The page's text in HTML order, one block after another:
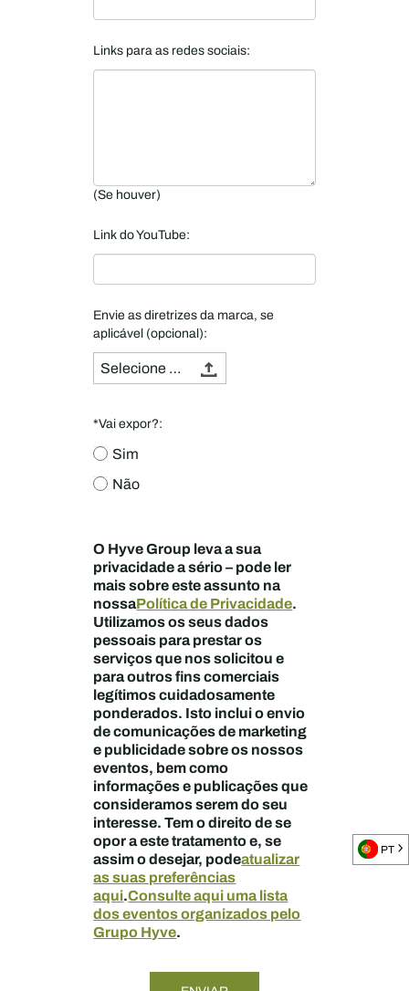
Links para as redes sociais:
(Se houver)
Link do YouTube:
Envie as diretrizes da marca, se
aplicável (opcional):
Selecione um ficheiro
*Vai expor?:
Sim
Não
O Hyve Group leva a sua
privacidade a sério – pode ler
mais sobre este assunto na
nossaPolítica de Privacidade.
Utilizamos os seus dados
pessoais para prestar os
serviços que nos solicitou e
para outros fins comerciais
legítimos cuidadosamente
ponderados. Isto inclui o envio
de comunicações de marketing
e publicidade sobre os nossos
eventos, bem como
informações e publicações que
consideramos serem do seu
interesse. Tem o direito de se
opor a este tratamento e, se
assim o desejar, podeatualizar
as suas preferências
aqui.Consulte aqui uma lista
dos eventos organizados pelo
Grupo Hyve.
PT